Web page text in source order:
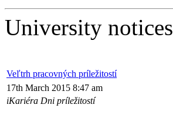
University notices
Veľtrh pracovných príležitostí
17th March 2015 8:47 am
iKariéra Dni príležitostí